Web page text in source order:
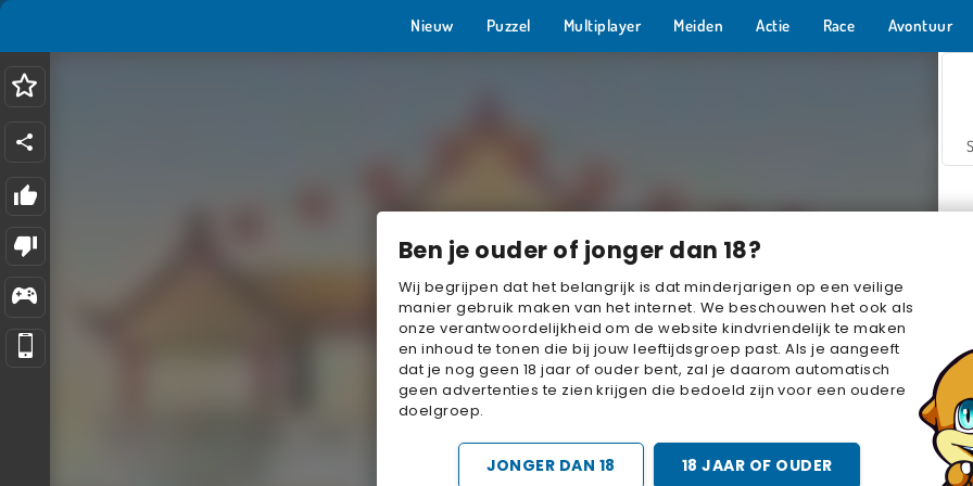
Ben je ouder of jonger dan 18?
Wij begrijpen dat het belangrijk is dat minderjarigen op een veilige
manier gebruik maken van het internet. We beschouwen het ook als
onze verantwoordelijkheid om de website kindvriendelijk te maken
en inhoud te tonen die bij jouw leeftijdsgroep past. Als je aangeeft
dat je nog geen 18 jaar of ouder bent, zal je daarom automatisch
geen advertenties te zien krijgen die bedoeld zijn voor een oudere
doelgroep.
JONGER DAN 18 18 JAAR OF OUDER
Nieuw Puzzel Multiplayer Meiden Actie Race Avontuur